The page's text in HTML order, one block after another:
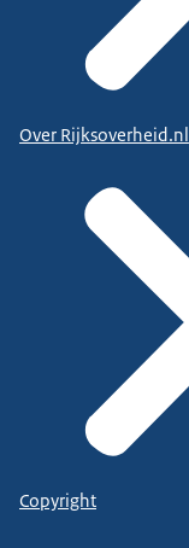
Over Rijksoverheid.nl
Copyright